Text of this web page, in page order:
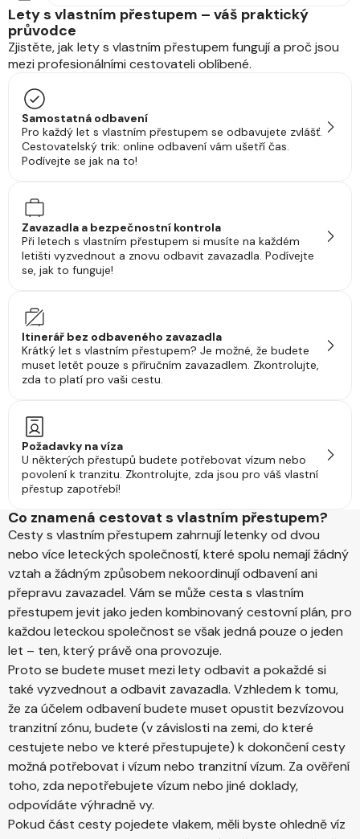
Lety s vlastním přestupem – váš praktický
průvodce
Zjistěte, jak lety s vlastním přestupem fungují a proč jsou
mezi profesionálními cestovateli oblíbené.
Samostatná odbavení
Pro každý let s vlastním přestupem se odbavujete zvlášť.
Cestovatelský trik: online odbavení vám ušetří čas.
Podívejte se jak na to!
Zavazadla a bezpečnostní kontrola
Při letech s vlastním přestupem si musíte na každém
letišti vyzvednout a znovu odbavit zavazadla. Podívejte
se, jak to funguje!
Itinerář bez odbaveného zavazadla
Krátký let s vlastním přestupem? Je možné, že budete
muset letět pouze s příručním zavazadlem. Zkontrolujte,
zda to platí pro vaši cestu.
Požadavky na víza
U některých přestupů budete potřebovat vízum nebo
povolení k tranzitu. Zkontrolujte, zda jsou pro váš vlastní
přestup zapotřebí!
Co znamená cestovat s vlastním přestupem?
Cesty s vlastním přestupem zahrnují letenky od dvou
nebo více leteckých společností, které spolu nemají žádný
vztah a žádným způsobem nekoordinují odbavení ani
přepravu zavazadel. Vám se může cesta s vlastním
přestupem jevit jako jeden kombinovaný cestovní plán, pro
každou leteckou společnost se však jedná pouze o jeden
let – ten, který právě ona provozuje.
Proto se budete muset mezi lety odbavit a pokaždé si
také vyzvednout a odbavit zavazadla. Vzhledem k tomu,
že za účelem odbavení budete muset opustit bezvízovou
tranzitní zónu, budete (v závislosti na zemi, do které
cestujete nebo ve které přestupujete) k dokončení cesty
možná potřebovat i vízum nebo tranzitní vízum. Za ověření
toho, zda nepotřebujete vízum nebo jiné doklady,
odpovídáte výhradně vy.
Pokud část cesty pojedete vlakem, měli byste ohledně víz